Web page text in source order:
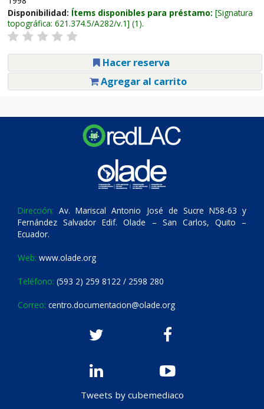
Disponibilidad: Ítems disponibles para préstamo: Signatura
topográfica: 621.374.5/A282/v.1 (1).
Hacer reserva
Agregar al carrito
Dirección: Av. Mariscal Antonio José de Sucre N58-63 y
Fernández Salvador Edif. Olade – San Carlos, Quito –
Ecuador.
Web: www.olade.org
Teléfono: (593 2) 259 8122 / 2598 280
Correo: centro.documentacion@olade.org
Tweets by cubemediaco